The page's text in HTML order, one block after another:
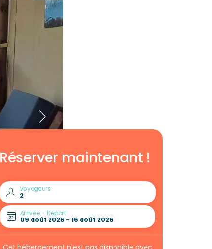
Réserver maintenant !
Voyageurs
Arrivée - Départ